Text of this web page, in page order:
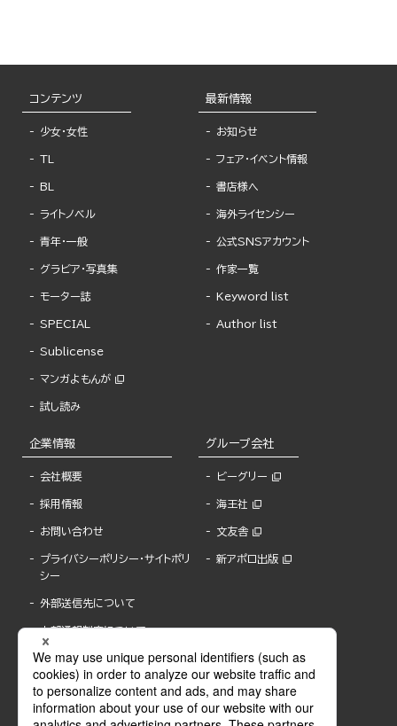
コンテンツ
少女・女性
TL
BL
ライトノベル
青年・一般
グラビア・写真集
モーター誌
SPECIAL
Sublicense
マンガよもんが
試し読み
最新情報
お知らせ
フェア・イベント情報
書店様へ
海外ライセンシー
公式SNSアカウント
作家一覧
Keyword list
Author list
企業情報
会社概要
採用情報
お問い合わせ
プライバシーポリシー・サイトポリ
シー
外部送信先について
内部通報制度について
グループ会社
ビーグリー
海王社
文友舎
新アポロ出版